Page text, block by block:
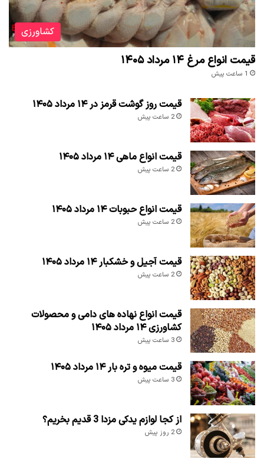
کشاورزی
قیمت انواع مرغ ۱۴ مرداد ۱۴۰۵
1 ساعت پیش
قیمت روز گوشت قرمز در ۱۴ مرداد ۱۴۰۵
2 ساعت پیش
قیمت انواع ماهی ۱۴ مرداد ۱۴۰۵
2 ساعت پیش
قیمت انواع حبوبات ۱۴ مرداد ۱۴۰۵
2 ساعت پیش
قیمت آجیل و خشکبار ۱۴ مرداد ۱۴۰۵
2 ساعت پیش
قیمت انواع نهاده های دامی و محصولات
کشاورزی ۱۴ مرداد ۱۴۰۵
3 ساعت پیش
قیمت میوه و تره بار ۱۴ مرداد ۱۴۰۵
3 ساعت پیش
از کجا لوازم یدکی مزدا 3 قدیم بخریم؟
2 روز پیش